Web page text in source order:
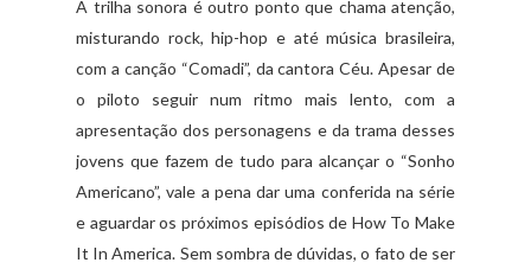
A trilha sonora é outro ponto que chama atenção,
misturando rock, hip-hop e até música brasileira,
com a canção “Comadi”, da cantora Céu. Apesar de
o piloto seguir num ritmo mais lento, com a
apresentação dos personagens e da trama desses
jovens que fazem de tudo para alcançar o “Sonho
Americano”, vale a pena dar uma conferida na série
e aguardar os próximos episódios de How To Make
It In America. Sem sombra de dúvidas, o fato de ser